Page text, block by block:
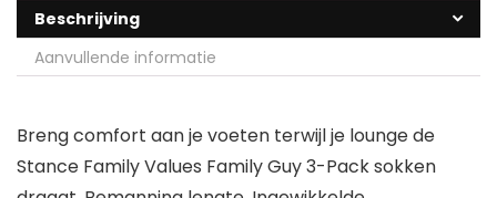
Beschrijving
Aanvullende informatie
Breng comfort aan je voeten terwijl je lounge de
Stance Family Values Family Guy 3-Pack sokken